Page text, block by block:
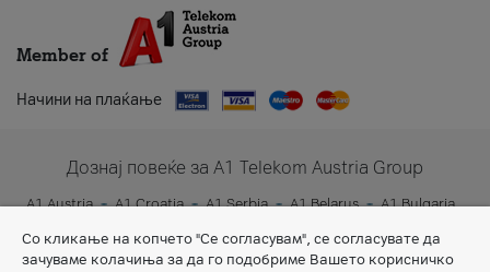
Member of
Начини на плаќање
Дознај повеќе за A1 Telekom Austria Group
A1 Austria A1 Croatia A1 Serbia A1 Belarus
A1 Bulgaria
A1 Slovenia
A1 Digital
Со кликање на копчето "Се согласувам", се согласувате да
зачуваме колачиња за да го подобриме Вашето корисничко